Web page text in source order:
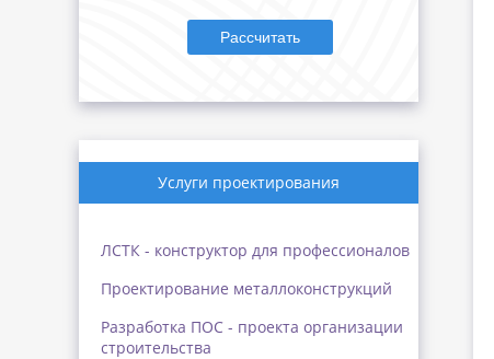
Рассчитать
Услуги проектирования
ЛСТК - конструктор для профессионалов
Проектирование металлоконструкций
Разработка ПОС - проекта организации
строительства